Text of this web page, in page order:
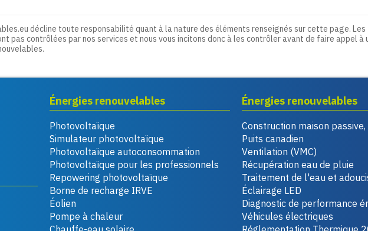
décline toute responsabilité quant à la nature des éléments renseignés sur cette page. Les
pas contrôlées par nos services et nous vous incitons donc à les contrôler avant de faire appel à
Énergies renouvelables
Photovoltaïque
Simulateur photovoltaïque
Photovoltaïque autoconsommation
Photovoltaïque pour les professionnels
Repowering photovoltaïque
Borne de recharge IRVE
Éolien
Pompe à chaleur
Énergies renouvelables
Construction maison passive,
Puits canadien
Ventilation (VMC)
Récupération eau de pluie
Traitement de l'eau et
Éclairage LED
Diagnostic de performance
Véhicules électriques